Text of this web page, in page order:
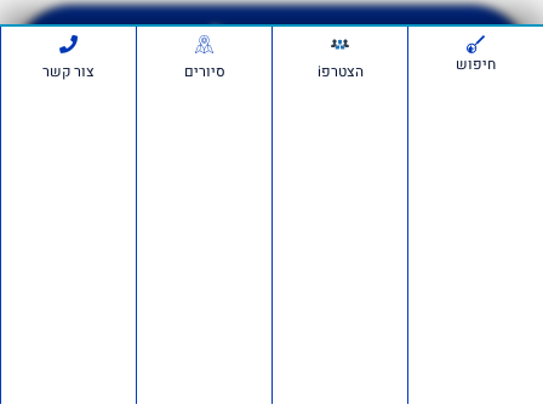
הרשמה לסיור חיפוש הצטרפi סיורים צור קשר